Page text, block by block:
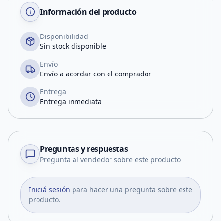
Información del producto
Disponibilidad
Sin stock disponible
Envío
Envío a acordar con el comprador
Entrega
Entrega inmediata
Preguntas y respuestas
Pregunta al vendedor sobre este producto
Iniciá sesión para hacer una pregunta sobre este
producto.